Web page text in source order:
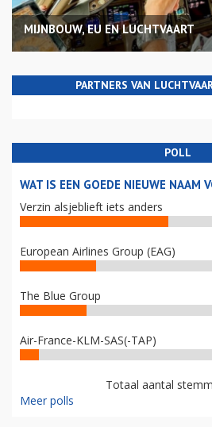
MIJNBOUW, EU EN LUCHTVAART
PARTNERS VAN
POLL
WAT IS EEN GOEDE NIEUWE NAAM
Verzin alsjeblieft iets anders
European Airlines Group (EAG)
The Blue Group
Air-France-KLM-SAS(-TAP)
Totaal aantal
Meer polls